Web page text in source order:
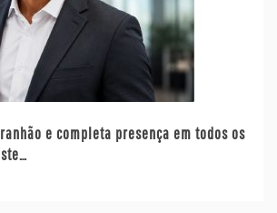
e completa presença em todos os